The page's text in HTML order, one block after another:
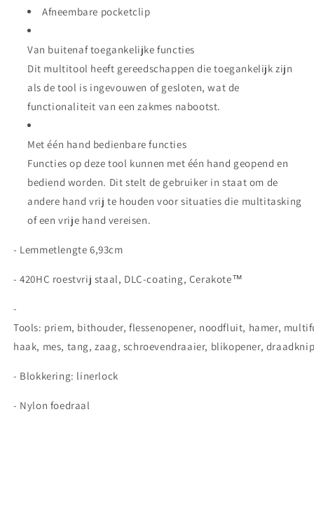
Afneembare pocketclip
Van buitenaf toegankelijke functies
Dit multitool heeft gereedschappen die toegankelijk zijn
als de tool is ingevouwen of gesloten, wat de
functionaliteit van een zakmes nabootst.
Met één hand bedienbare functies
Functies op deze tool kunnen met één hand geopend en
bediend worden. Dit stelt de gebruiker in staat om de
andere hand vrij te houden voor situaties die multitasking
of een vrije hand vereisen.
- Lemmetlengte 6,93cm
-420HC roestvrij staal, DLC-coating, Cerakote™
-
Tools: priem, bithouder,flessenopener, noodfluit, hamer,
haak, mes, tang,zaag, schroevendraaier, blikopener,
- Blokkering: linerlock
- Nylon foedraal